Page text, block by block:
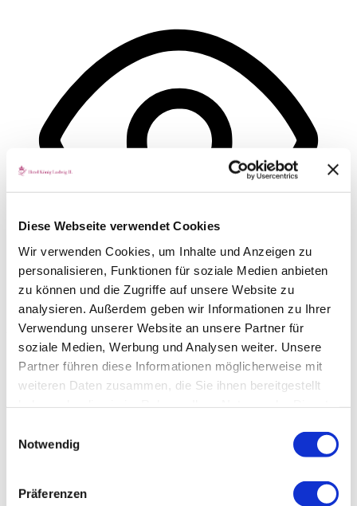
Diese Webseite verwendet Cookies
Wir verwenden Cookies, um Inhalte und Anzeigen zu
personalisieren, Funktionen für soziale Medien anbieten
zu können und die Zugriffe auf unsere Website zu
analysieren. Außerdem geben wir Informationen zu Ihrer
Verwendung unserer Website an unsere Partner für
soziale Medien, Werbung und Analysen weiter. Unsere
Partner führen diese Informationen möglicherweise mit
weiteren Daten zusammen, die Sie ihnen bereitgestellt
Notwendig
Präferenzen
Sehbehinderten-Modus
Verbessert die visuellen Elemente der Website